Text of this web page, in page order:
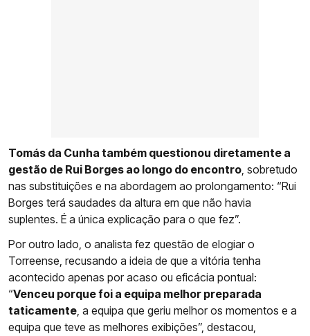
Tomás da Cunha também questionou diretamente a
gestão de Rui Borges ao longo do encontro, sobretudo
nas substituições e na abordagem ao prolongamento: “Rui
Borges terá saudades da altura em que não havia
suplentes. É a única explicação para o que fez”.
Por outro lado, o analista fez questão de elogiar o
Torreense, recusando a ideia de que a vitória tenha
acontecido apenas por acaso ou eficácia pontual:
“Venceu porque foi a equipa melhor preparada
taticamente, a equipa que geriu melhor os momentos e a
equipa que teve as melhores exibições”, destacou,